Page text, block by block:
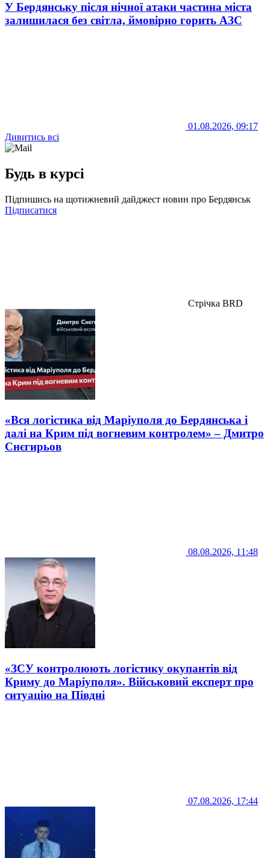
У Бердянську після нічної атаки частина міста
залишилася без світла, ймовірно горить АЗС
01.08.2026, 09:17
Дивитись всі
Будь в курсі
Підпишись на щотижневий дайджест новин про Бердянськ
Підписатися
Стрічка BRD
«Вся логістика від Маріуполя до Бердянська і
далі на Крим під вогневим контролем» – Дмитро
Снєгирьов
08.08.2026, 11:48
«ЗСУ контролюють логістику окупантів від
Криму до Маріуполя». Військовий експерт про
ситуацію на Півдні
07.08.2026, 17:44